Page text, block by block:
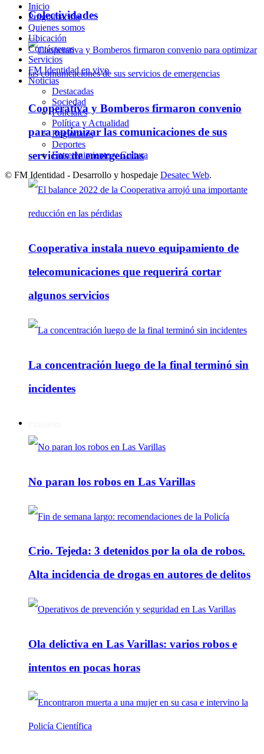
Colectividades
Cooperativa y Bomberos firmaron convenio
para optimizar las comunicaciones de sus
servicios de emergencias
Cooperativa instala nuevo equipamiento de
telecomunicaciones que requerirá cortar
algunos servicios
La concentración luego de la final terminó sin
incidentes
No paran los robos en Las Varillas
Crio. Tejeda: 3 detenidos por la ola de robos.
Alta incidencia de drogas en autores de delitos
Ola delictiva en Las Varillas: varios robos e
intentos en pocas horas
Inicio
Programación
Quienes somos
Ubicación
Contáctenos
Servicios
FM Identidad en vivo
Noticias
Destacadas
Sociedad
Policiales
Política y Actualidad
Regionales
Deportes
Entretenimiento y Cultura
© FM Identidad - Desarrollo y hospedaje Desatec Web.